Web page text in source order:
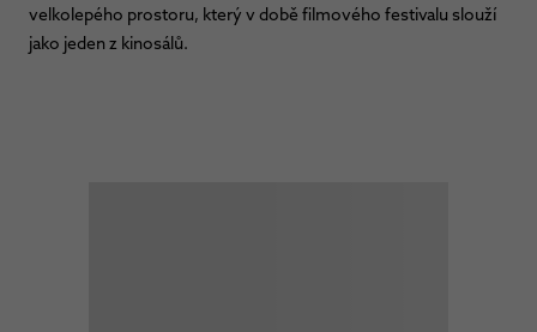
velkolepého prostoru, který v době filmového festivalu slouží
jako jeden z kinosálů.